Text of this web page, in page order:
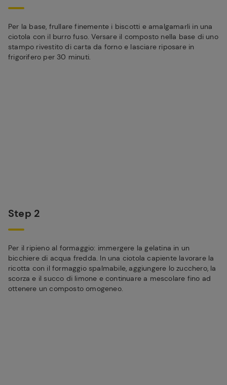
Per la base, frullare finemente i biscotti e amalgamarli in una
ciotola con il burro fuso. Versare il composto nella base di uno
stampo rivestito di carta da forno e lasciare riposare in
frigorifero per 30 minuti.
Step 2
Per il ripieno al formaggio: immergere la gelatina in un
bicchiere di acqua fredda. In una ciotola capiente lavorare la
ricotta con il formaggio spalmabile, aggiungere lo zucchero, la
scorza e il succo di limone e continuare a mescolare fino ad
ottenere un composto omogeneo.